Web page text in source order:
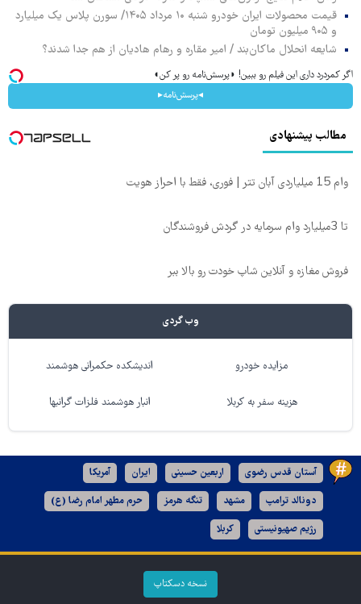
قیمت محصولات ایران خودرو شنبه ۱۰ مرداد ۱۴۰۵/ سورن پلاس یک میلیارد
و ۹۰۵ میلیون تومان
شایعه انحلال ماکان‌بند / امیر مقاره و رهام هادیان از هم جدا شدند؟
اگر کمردرد داری این فیلم رو ببین! ◗پرسش‌نامه رو پر کن◖
◂پرسش‌نامه▸
مطالب پیشنهادی
وام 15 میلیاردی آبان تتر | فوری، فقط با احراز هویت
تا 3میلیارد وام سرمایه در گردش فروشندگان
فروش مغازه و آنلاین شاپ خودت رو بالا ببر
وب گردی
مزایده خودرو اندیشکده حکمرانی هوشمند
هزینه سفر به کربلا انبار هوشمند فلزات گرانبها
آستان قدس رضوی اربعین حسینی ایران آمریکا
دونالد ترامپ مشهد تنگه هرمز حرم مطهر امام رضا (ع)
رژیم صهیونیستی کربلا
نسخه دسکتاپ